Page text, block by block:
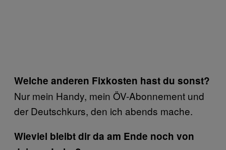
Welche anderen Fixkosten hast du sonst?
Nur mein Handy, mein ÖV-Abonnement und
der Deutschkurs, den ich abends mache.
Wieviel bleibt dir da am Ende noch von